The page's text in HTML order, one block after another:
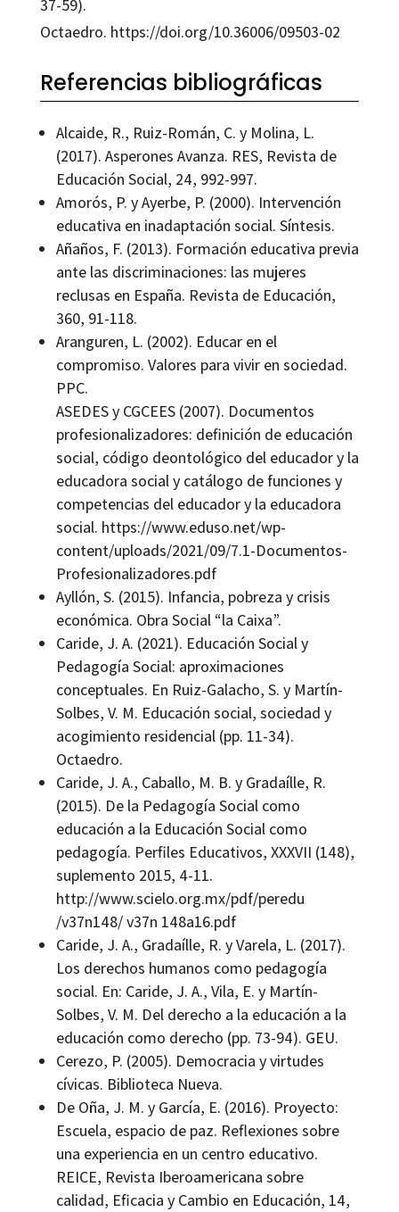
37-59).
Octaedro. https://doi.org/10.36006/09503-02
Referencias bibliográficas
Alcaide, R., Ruiz-Román, C. y Molina, L.
(2017). Asperones Avanza. RES, Revista de
Educación Social, 24, 992-997.
Amorós, P. y Ayerbe, P. (2000). Intervención
educativa en inadaptación social. Síntesis.
Añaños, F. (2013). Formación educativa previa
ante las discriminaciones: las mujeres
reclusas en España. Revista de Educación,
360, 91-118.
Aranguren, L. (2002). Educar en el
compromiso. Valores para vivir en sociedad.
PPC.
ASEDES y CGCEES (2007). Documentos
profesionalizadores: definición de educación
social, código deontológico del educador y la
educadora social y catálogo de funciones y
competencias del educador y la educadora
social. https://www.eduso.net/wp-
content/uploads/2021/09/7.1-Documentos-
Profesionalizadores.pdf
Ayllón, S. (2015). Infancia, pobreza y crisis
económica. Obra Social “la Caixa”.
Caride, J. A. (2021). Educación Social y
Pedagogía Social: aproximaciones
conceptuales. En Ruiz-Galacho, S. y Martín-
Solbes, V. M. Educación social, sociedad y
acogimiento residencial (pp. 11-34).
Octaedro.
Caride, J. A., Caballo, M. B. y Gradaílle, R.
(2015). De la Pedagogía Social como
educación a la Educación Social como
pedagogía. Perfiles Educativos, XXXVII (148),
suplemento 2015, 4-11.
http://www.scielo.org.mx/pdf/peredu
/v37n148/ v37n 148a16.pdf
Caride, J. A., Gradaílle, R. y Varela, L. (2017).
Los derechos humanos como pedagogía
social. En: Caride, J. A., Vila, E. y Martín-
Solbes, V. M. Del derecho a la educación a la
educación como derecho (pp. 73-94). GEU.
Cerezo, P. (2005). Democracia y virtudes
cívicas. Biblioteca Nueva.
De Oña, J. M. y García, E. (2016). Proyecto:
Escuela, espacio de paz. Reflexiones sobre
una experiencia en un centro educativo.
REICE, Revista Iberoamericana sobre
calidad, Eficacia y Cambio en Educación, 14,